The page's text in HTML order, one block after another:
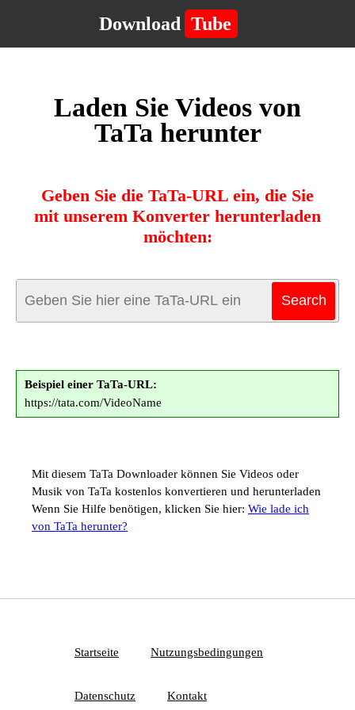
Download Tube
Laden Sie Videos von
TaTa herunter
Geben Sie die TaTa-URL ein, die Sie
mit unserem Konverter herunterladen
möchten:
Beispiel einer TaTa-URL:
https://tata.com/VideoName
Mit diesem TaTa Downloader können Sie Videos oder
Musik von TaTa kostenlos konvertieren und herunterladen
Wenn Sie Hilfe benötigen, klicken Sie hier: Wie lade ich
von TaTa herunter?
Startseite Nutzungsbedingungen
Datenschutz Kontakt